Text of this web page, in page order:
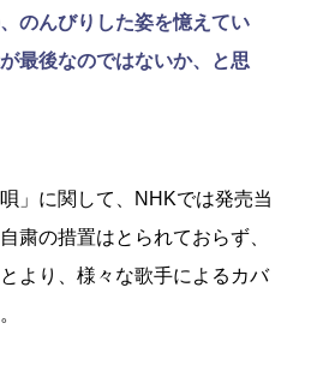
のんびりした姿を憶えてい
最後なのではないか、と思
」に関して、NHKでは発売当
粛の措置はとられておらず、
より、様々な歌手によるカバ